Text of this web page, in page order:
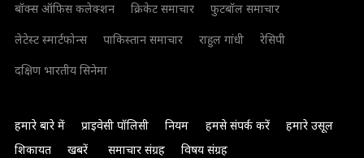
बॉक्स ऑफिस कलेक्शन
क्रिकेट समाचार
फुटबॉल समाचार
लेटेस्ट स्मार्टफोन्स
पाकिस्तान समाचार राहुल गांधी
रेसिपी
दक्षिण भारतीय सिनेमा
हमारे बारे में प्राइवेसी पॉलिसी नियम हमसे संपर्क करें
हमारे उसूल
शिकायत
खबरें समाचार संग्रह विषय संग्रह